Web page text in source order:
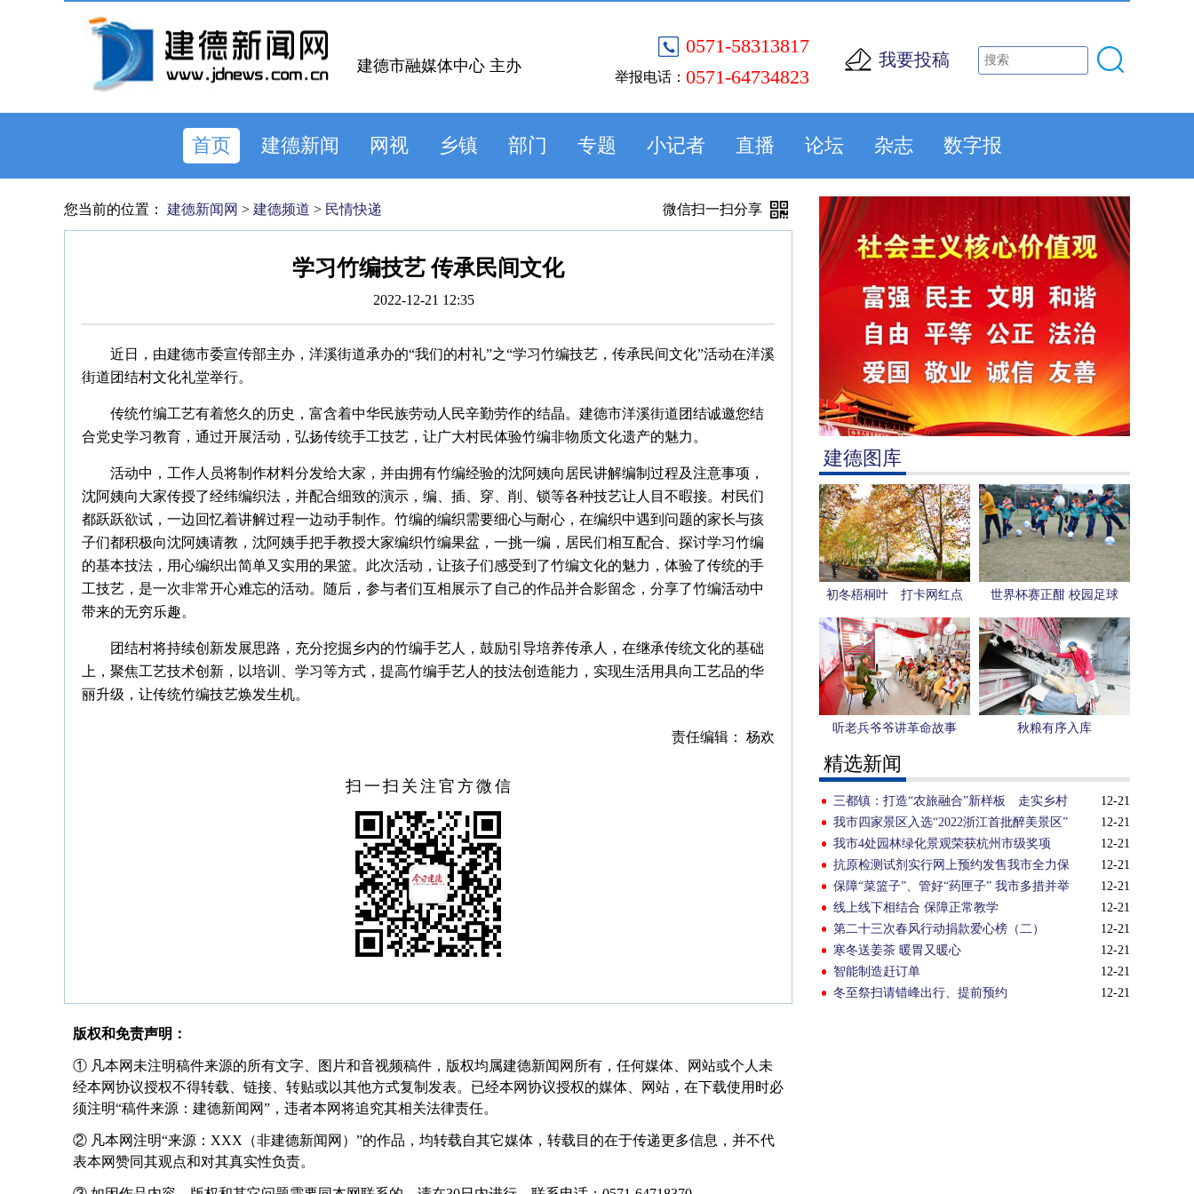
0571-58313817
举报电话： 0571-64734823
我要投稿
建德市融媒体中心 主办
首页 建德新闻 网视 乡镇 部门 专题 小记者 直播 论坛 杂志 数字报
建德图库
初冬梧桐叶 打卡网红点
世界杯赛正酣 校园足球
更“热”
听老兵爷爷讲革命故事 秋粮有序入库
精选新闻
12-21
三都镇：打造“农旅融合”新样板 走实乡村
振兴共富路
12-21
我市四家景区入选“2022浙江首批醉美景区”
12-21
我市4处园林绿化景观荣获杭州市级奖项
12-21
抗原检测试剂实行网上预约发售我市全力保
障市民有序购买
12-21
保障“菜篮子”、管好“药匣子” 我市多措并举
保供应稳物价稳市场
12-21
线上线下相结合 保障正常教学
12-21
第二十三次春风行动捐款爱心榜（二）
12-21
寒冬送姜茶 暖胃又暖心
12-21
智能制造赶订单
12-21
冬至祭扫请错峰出行、提前预约
您当前的位置： 建德新闻网 > 建德频道 > 民情快递 微信扫一扫分享
学习竹编技艺 传承民间文化
2022-12-21 12:35
近日，由建德市委宣传部主办，洋溪街道承办的“我们的村礼”之“学习竹编技艺，传承民间文化”活动在洋溪
街道团结村文化礼堂举行。
传统竹编工艺有着悠久的历史，富含着中华民族劳动人民辛勤劳作的结晶。建德市洋溪街道团结诚邀您结
合党史学习教育，通过开展活动，弘扬传统手工技艺，让广大村民体验竹编非物质文化遗产的魅力。
活动中，工作人员将制作材料分发给大家，并由拥有竹编经验的沈阿姨向居民讲解编制过程及注意事项，
沈阿姨向大家传授了经纬编织法，并配合细致的演示，编、插、穿、削、锁等各种技艺让人目不暇接。村民们
都跃跃欲试，一边回忆着讲解过程一边动手制作。竹编的编织需要细心与耐心，在编织中遇到问题的家长与孩
子们都积极向沈阿姨请教，沈阿姨手把手教授大家编织竹编果盆，一挑一编，居民们相互配合、探讨学习竹编
的基本技法，用心编织出简单又实用的果篮。此次活动，让孩子们感受到了竹编文化的魅力，体验了传统的手
工技艺，是一次非常开心难忘的活动。随后，参与者们互相展示了自己的作品并合影留念，分享了竹编活动中
带来的无穷乐趣。
团结村将持续创新发展思路，充分挖掘乡内的竹编手艺人，鼓励引导培养传承人，在继承传统文化的基础
上，聚焦工艺技术创新，以培训、学习等方式，提高竹编手艺人的技法创造能力，实现生活用具向工艺品的华
丽升级，让传统竹编技艺焕发生机。
责任编辑： 杨欢
扫一扫关注官方微信
版权和免责声明：
① 凡本网未注明稿件来源的所有文字、图片和音视频稿件，版权均属建德新闻网所有，任何媒体、网站或个人未
经本网协议授权不得转载、链接、转贴或以其他方式复制发表。已经本网协议授权的媒体、网站，在下载使用时必
须注明“稿件来源：建德新闻网”，违者本网将追究其相关法律责任。
② 凡本网注明“来源：XXX（非建德新闻网）”的作品，均转载自其它媒体，转载目的在于传递更多信息，并不代
表本网赞同其观点和对其真实性负责。